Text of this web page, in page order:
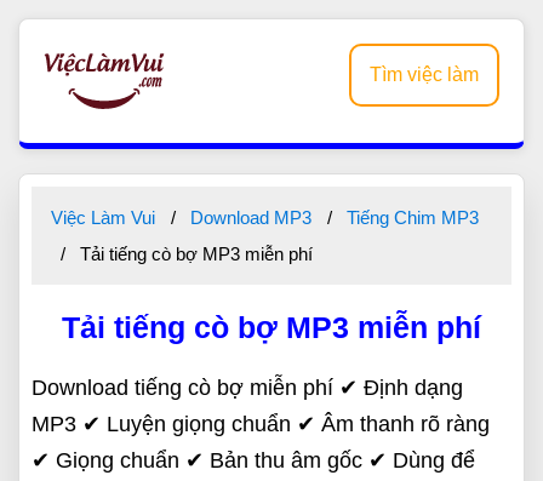
Tìm việc làm
Việc Làm Vui Download MP3
Tiếng Chim MP3
Tải tiếng cò bợ MP3 miễn phí
Tải tiếng cò bợ MP3 miễn phí
Download tiếng cò bợ miễn phí ✔ Định dạng
MP3 ✔ Luyện giọng chuẩn ✔ Âm thanh rõ ràng
✔ Giọng chuẩn ✔ Bản thu âm gốc ✔ Dùng để